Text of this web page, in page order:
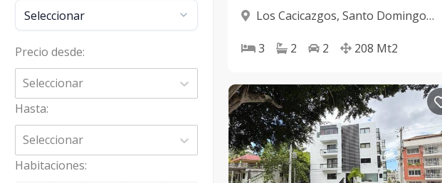
Precio desde:
Seleccionar
Hasta:
Seleccionar
Habitaciones:
Los Cacicazgos, Santo Domingo
3
2 2 208 Mt2